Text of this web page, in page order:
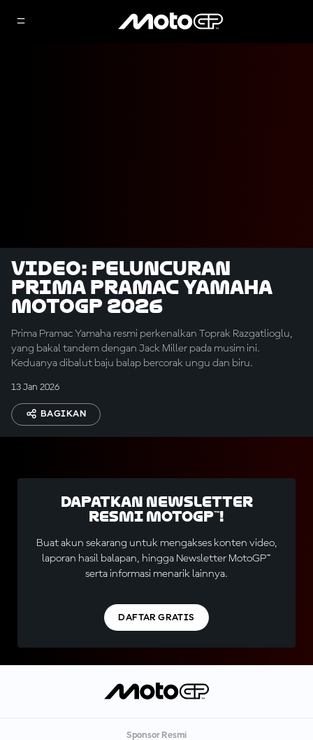
VIDEO: Peluncuran
Prima Pramac Yamaha
MotoGP 2026
Prima Pramac Yamaha resmi perkenalkan Toprak Razgatlioglu,
yang bakal tandem dengan Jack Miller pada musim ini.
Keduanya dibalut baju balap bercorak ungu dan biru.
13 Jan 2026
BAGIKAN
Dapatkan Newsletter
Resmi MotoGP™!
Buat akun sekarang untuk mengakses konten video,
laporan hasil balapan, hingga Newsletter MotoGP™
serta informasi menarik lainnya.
DAFTAR GRATIS
Sponsor Resmi